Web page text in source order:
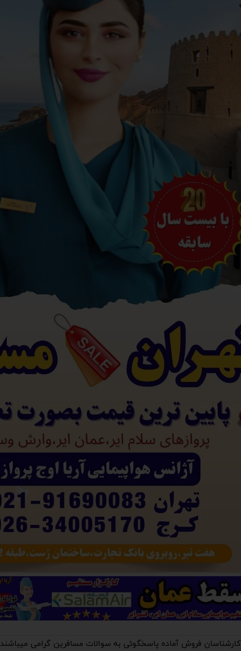
کارشناسان فروش آماده پاسخگوئی به سوالات مسافرین گرامی میباشند